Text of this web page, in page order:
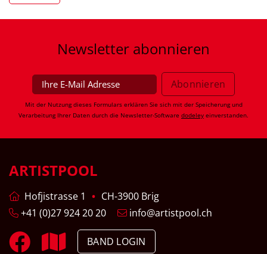
Newsletter abonnieren
Mit der Nutzung dieses Formulars erklären Sie sich mit der Speicherung und
Verarbeitung Ihrer Daten durch die Newsletter-Software dodeley einverstanden.
ARTISTPOOL
Hofjistrasse 1
CH-3900 Brig
+41 (0)27 924 20 20
info@artistpool.ch
BAND LOGIN